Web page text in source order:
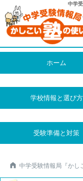
中学
ホーム
学校情報と選び方
受験準備と対策
中学受験情報局『かし